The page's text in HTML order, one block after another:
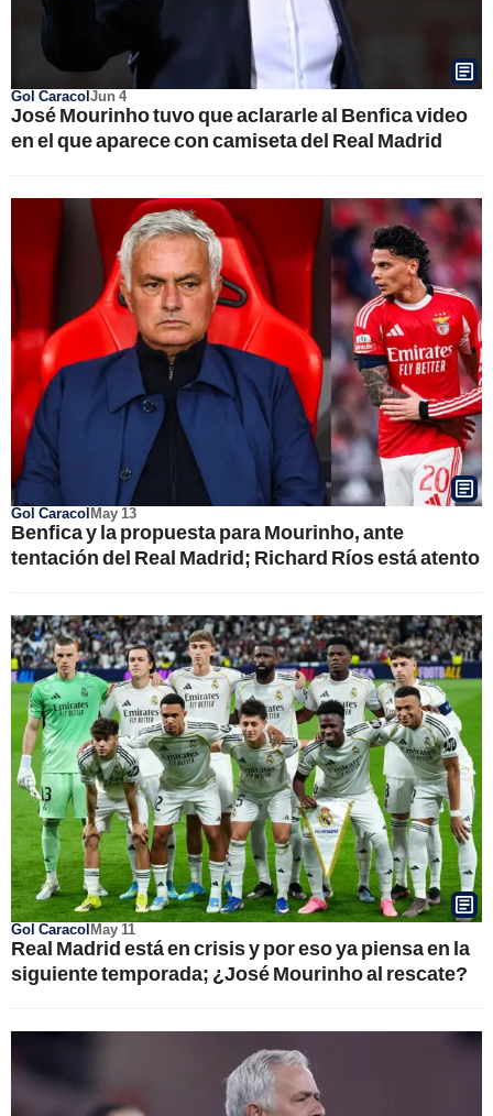
Gol CaracolJun 4
José Mourinho tuvo que aclararle al Benfica video
en el que aparece con camiseta del Real Madrid
Gol CaracolMay 13
Benfica y la propuesta para Mourinho, ante
tentación del Real Madrid; Richard Ríos está atento
Gol CaracolMay 11
Real Madrid está en crisis y por eso ya piensa en la
siguiente temporada; ¿José Mourinho al rescate?